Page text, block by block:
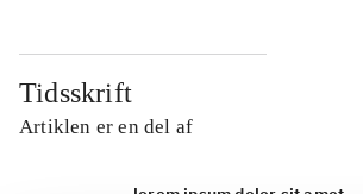
Tidsskrift
Artiklen er en del af